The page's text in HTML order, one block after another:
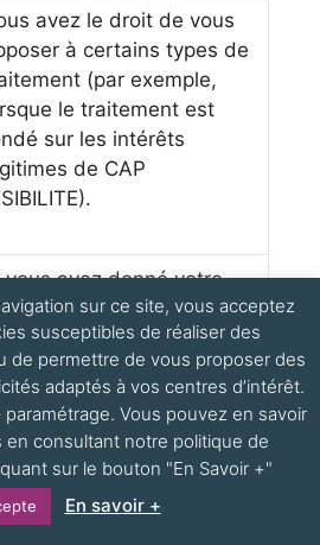
avez le droit de vous
à certains types de
(par exemple,
le traitement est
sur les intérêts
de CAP
vous avez donné votre
à un
par CAP
de vos données à
personnel, vous
le droit de le retirer à
moment.
sur ce site, vous acceptez
susceptibles de réaliser des
de permettre de vous proposer des
adaptés à vos centres d’intérêt.
Vous pouvez en savoir
en consultant notre politique de
sur le bouton "En Savoir +"
En savoir +